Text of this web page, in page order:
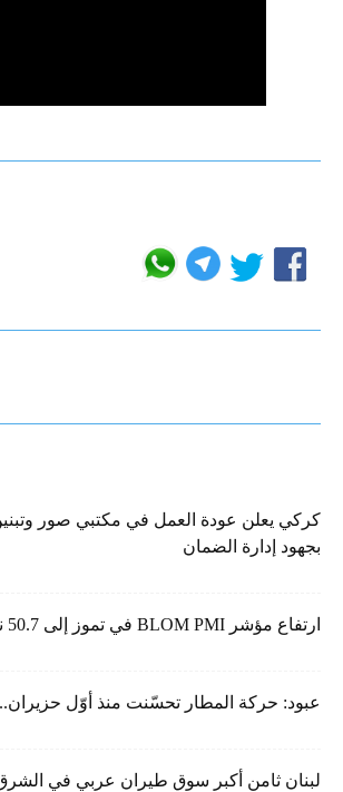
كركي يعلن عودة العمل في مكتبي صور
بجهود إدارة الضمان
ارتفاع مؤشر BLOM PMI في تموز إلى 50.7 نقطة
عبود: حركة المطار تحسّنت منذ أوّل
لبنان ثامن أكبر سوق طيران عربي في